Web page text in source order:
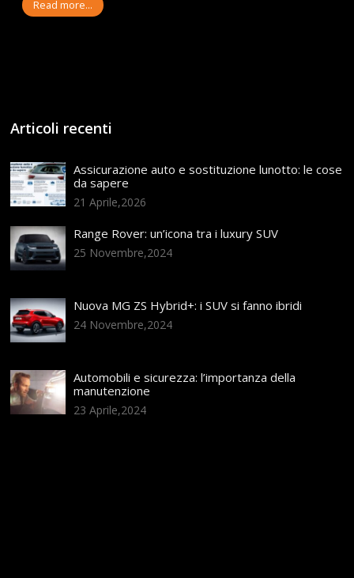
Read more...
Articoli recenti
Assicurazione auto e sostituzione lunotto: le cose
da sapere
21 Aprile,2026
Range Rover: un’icona tra i luxury SUV
25 Novembre,2024
Nuova MG ZS Hybrid+: i SUV si fanno ibridi
24 Novembre,2024
Automobili e sicurezza: l’importanza della
manutenzione
23 Aprile,2024